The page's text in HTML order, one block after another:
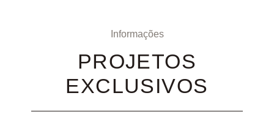
Informações
PROJETOS
EXCLUSIVOS